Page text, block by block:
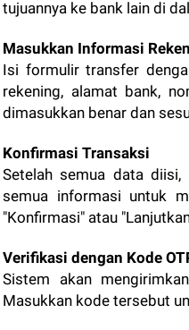
tujuannya ke bank lain di
Masukkan Informasi
Isi formulir transfer
rekening, alamat bank,
dimasukkan benar dan
Konfirmasi Transaksi
Setelah semua data
semua informasi untuk
"Konfirmasi" atau
Verifikasi dengan Kode
Sistem akan
Masukkan kode tersebut